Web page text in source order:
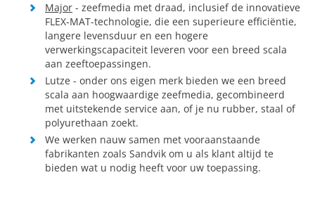
Major - zeefmedia met draad, inclusief de innovatieve
FLEX-MAT-technologie, die een superieure efficiëntie,
langere levensduur en een hogere
verwerkingscapaciteit leveren voor een breed scala
aan zeeftoepassingen.
Lutze - onder ons eigen merk bieden we een breed
scala aan hoogwaardige zeefmedia, gecombineerd
met uitstekende service aan, of je nu rubber, staal of
polyurethaan zoekt.
We werken nauw samen met vooraanstaande
fabrikanten zoals Sandvik om u als klant altijd te
bieden wat u nodig heeft voor uw toepassing.